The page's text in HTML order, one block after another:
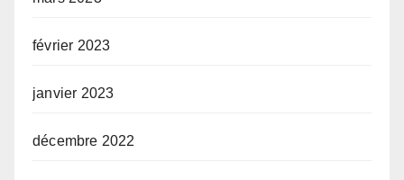
février 2023
janvier 2023
décembre 2022